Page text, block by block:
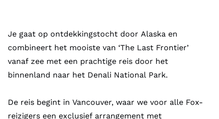
Je gaat op ontdekkingstocht door Alaska en
combineert het mooiste van ‘The Last Frontier’
vanaf zee met een prachtige reis door het
binnenland naar het Denali National Park.
De reis begint in Vancouver, waar we voor alle Fox-
reizigers een exclusief arrangement met